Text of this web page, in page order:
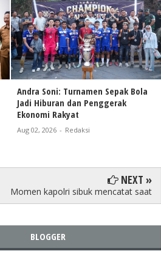
Andra Soni: Turnamen Sepak Bola
Jadi Hiburan dan Penggerak
Ekonomi Rakyat
Aug 02, 2026 - Redaksi
NEXT »
Momen kapolri sibuk mencatat saat
BLOGGER